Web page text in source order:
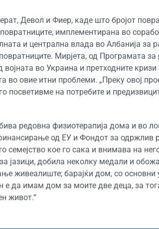
Девол и Фиер, каде што бројот
имплементирана во
и централна влада во Албанија за
Мирјета, од Програмата за
во Украина и претходните
овие итни проблеми. „Преку овој
посветивме на потребите и
редовна физиотерапија дома и во
од ЕУ и Фондот за одржлив
кое го сака и внимава на
за јазици, добила неколку медали и
живеалиште; барајќи дом, со
е да имам дом за моите две деца, за
живот.“